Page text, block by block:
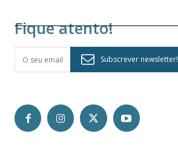
Fique atento!
Subscrever newsletter!